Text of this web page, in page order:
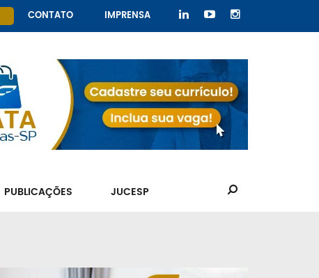
CONTATO IMPRENSA
PUBLICAÇÕES JUCESP